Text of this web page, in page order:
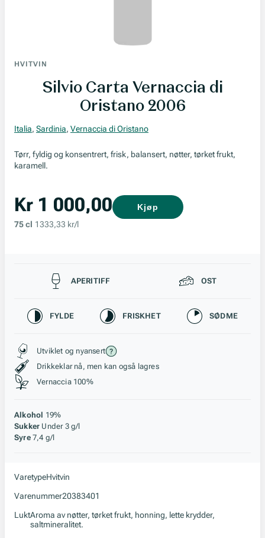
HVITVIN
Silvio Carta Vernaccia di
Oristano 2006
Italia, Sardinia, Vernaccia di Oristano
Tørr, fyldig og konsentrert, frisk, balansert, nøtter, tørket frukt,
karamell.
Kr 1 000,00
75 cl 1333,33 kr/l
Kjøp
Passer tilAPERITIFF OST
Karakteristikk
FYLDE FRISKHET SØDME
Stil, lagring og råstoff
Utviklet og nyansert
Drikkeklar nå, men kan også lagres
Vernaccia 100%
Alkohol 19%
Sukker Under 3 g/l
Syre 7,4 g/l
VaretypeHvitvin
Varenummer20383401
LuktAroma av nøtter, tørket frukt, honning, lette krydder,
saltmineralitet.